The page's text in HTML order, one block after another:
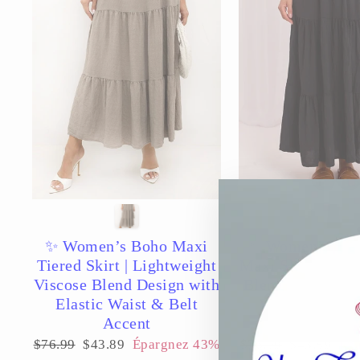
✨ Women’s Boho Maxi
Tiered Skirt | Lightweight
Viscose Blend Design with
Elastic Waist & Belt
Accent
Prix
$76.99 Prix
$43.89 Épargnez 43%
✨ Women’s
Maxi Skirt |
Blend Design
Waist &
Prix
$76.99